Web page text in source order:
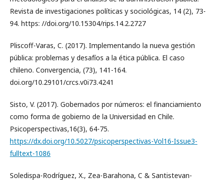
Revista de investigaciones políticas y sociológicas, 14 (2), 73-
94. https: //doi.org/10.15304/rips.14.2.2727
Pliscoff-Varas, C. (2017). Implementando la nueva gestión
pública: problemas y desafíos a la ética pública. El caso
chileno. Convergencia, (73), 141-164.
doi.org/10.29101/crcs.v0i73.4241
Sisto, V. (2017). Gobernados por números: el financiamiento
como forma de gobierno de la Universidad en Chile.
Psicoperspectivas,16(3), 64-75.
https://dx.doi.org/10.5027/psicoperspectivas-Vol16-Issue3-
fulltext-1086
Soledispa-Rodríguez, X., Zea-Barahona, C & Santistevan-